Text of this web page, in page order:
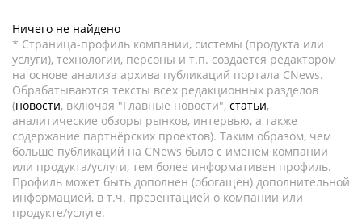
Ничего не найдено
* Страница-профиль компании, системы (продукта или
услуги), технологии, персоны и т.п. создается редактором
на основе анализа архива публикаций портала CNews.
Обрабатываются тексты всех редакционных разделов
(новости, включая "Главные новости", статьи,
аналитические обзоры рынков, интервью, а также
содержание партнёрских проектов). Таким образом, чем
больше публикаций на CNews было с именем компании
или продукта/услуги, тем более информативен профиль.
Профиль может быть дополнен (обогащен) дополнительной
информацией, в т.ч. презентацией о компании или
продукте/услуге.